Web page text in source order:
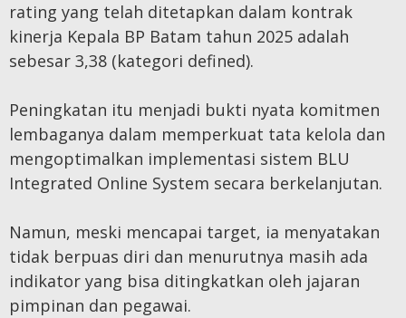
rating yang telah ditetapkan dalam kontrak
kinerja Kepala BP Batam tahun 2025 adalah
sebesar 3,38 (kategori defined).
Peningkatan itu menjadi bukti nyata komitmen
lembaganya dalam memperkuat tata kelola dan
mengoptimalkan implementasi sistem BLU
Integrated Online System secara berkelanjutan.
Namun, meski mencapai target, ia menyatakan
tidak berpuas diri dan menurutnya masih ada
indikator yang bisa ditingkatkan oleh jajaran
pimpinan dan pegawai.